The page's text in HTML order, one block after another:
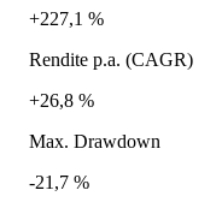
+227,1 %
Rendite p.a. (CAGR)
+26,8 %
Max. Drawdown
-21,7 %